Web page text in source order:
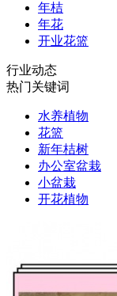
年桔
年花
开业花篮
行业动态
热门关键词
水养植物
花篮
新年桔树
办公室盆栽
小盆栽
开花植物